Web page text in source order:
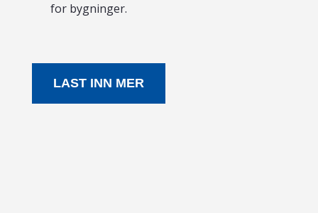
for bygninger.
LAST INN MER